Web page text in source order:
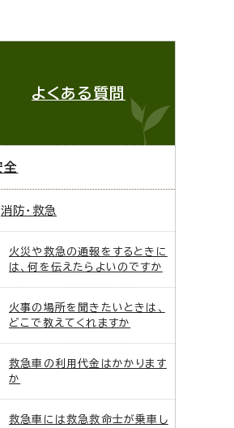
よくある質問
全
消防・救急
火災や救急の通報をするときに
は、何を伝えたらよいのですか
火事の場所を聞きたいときは、
どこで教えてくれますか
救急車の利用代金はかかります
か
救急車には救急救命士が乗車し